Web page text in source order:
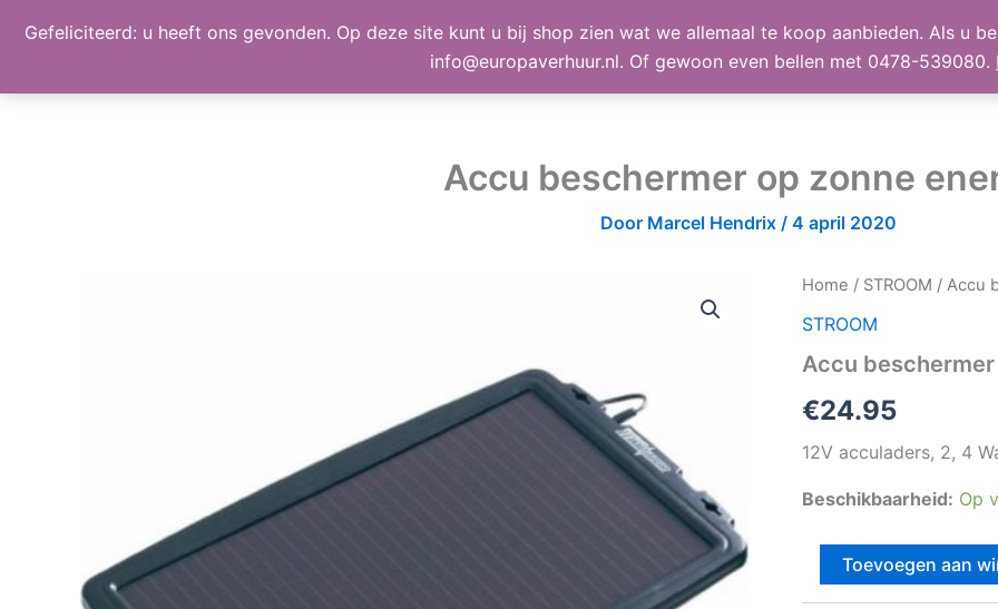
Gefeliciteerd: u heeft ons gevonden. Op deze site kunt u bij shop zien wat we allemaal te koop aanbieden. Als u
info@europaverhuur.nl. Of gewoon even bellen met 0478-539080.
naar
inhoud
BEELD, GELUID, LICHT TE KOOP Shop
Accu beschermer op zonne
Door Marcel Hendrix / 4 april 2020
Home / STROOM / Accu
STROOM
Accu
€24.95
12V acculaders, 2, 4
Beschikbaarheid: Op
beschermer
op
Toevoegen aan